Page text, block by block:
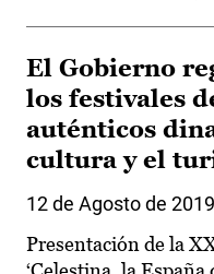
El Gobierno
los festivales
auténticos
cultura y el
12 de Agosto de 2019
Presentación de la